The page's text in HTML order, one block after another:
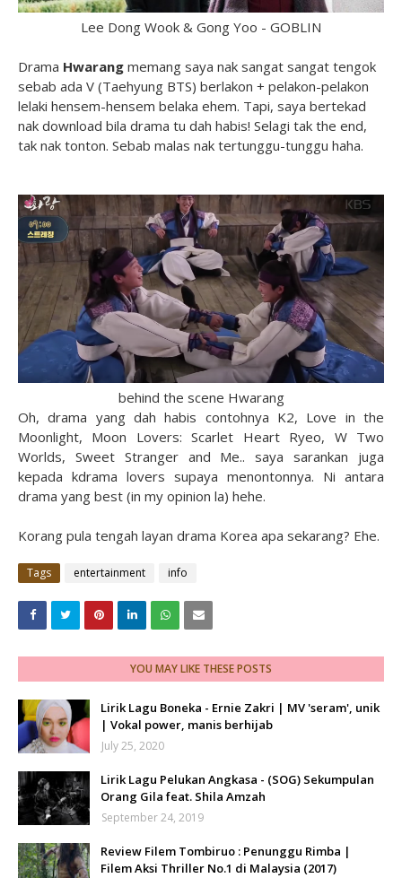
Lee Dong Wook & Gong Yoo - GOBLIN
Drama Hwarang memang saya nak sangat sangat tengok
sebab ada V (Taehyung BTS) berlakon + pelakon-pelakon
lelaki hensem-hensem belaka ehem. Tapi, saya bertekad
nak download bila drama tu dah habis! Selagi tak the end,
tak nak tonton. Sebab malas nak tertunggu-tunggu haha.
behind the scene Hwarang
Oh, drama yang dah habis contohnya K2, Love in the
Moonlight, Moon Lovers: Scarlet Heart Ryeo, W Two
Worlds, Sweet Stranger and Me.. saya sarankan juga
kepada kdrama lovers supaya menontonnya. Ni antara
drama yang best (in my opinion la) hehe.
Korang pula tengah layan drama Korea apa sekarang? Ehe.
Tags entertainment info
YOU MAY LIKE THESE POSTS
Lirik Lagu Boneka - Ernie Zakri | MV 'seram', unik
| Vokal power, manis berhijab
July 25, 2020
Lirik Lagu Pelukan Angkasa - (SOG) Sekumpulan
Orang Gila feat. Shila Amzah
September 24, 2019
Review Filem Tombiruo : Penunggu Rimba |
Filem Aksi Thriller No.1 di Malaysia (2017)